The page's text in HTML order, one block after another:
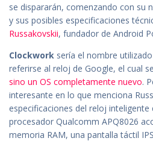
se dispararán, comenzando con su
y sus posibles especificaciones
Russakovskii, fundador de Android
Clockwork sería el nombre
referirse al reloj de Google, el cual
sino un OS completamente nuevo.
interesante en lo que menciona
especificaciones del reloj inteligente
procesador Qualcomm APQ8026
memoria RAM, una pantalla táctil